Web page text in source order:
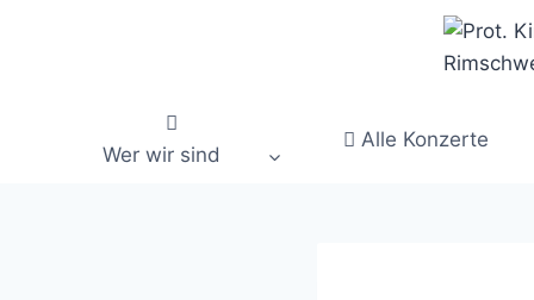
Wer wir sind
Alle Konzerte